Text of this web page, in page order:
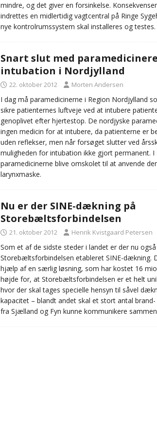
mindre, og det giver en forsinkelse.
indrettes en midlertidig vagtcentral på Ringe
nye kontrolrumssystem skal installeres og testes.
Snart slut med
intubation i Nordjylland
22. oktober 2012 Morten Andersen
I dag må paramedicinerne i Region Nordjylland
sikre patienternes luftveje ved at intubere
genoplivet efter hjertestop. De nordjyske
ingen medicin for at intubere, da patienterne er
uden reflekser, men når forsøget slutter ved
muligheden for intubation ikke gjort permanent. I
paramedicinerne blive omskolet til at anvende
larynxmaske.
Nu er der SINE-dækning på
Storebæltsforbindelsen
21. oktober 2012 Henrik Kvistgaard Petersen
Som et af de sidste steder i landet er der nu
Storebæltsforbindelsen etableret SINE-dækning.
hjælp af en særlig løsning, som har kostet 16
højde for, at Storebæltsforbindelsen er et helt
hvor der skal tages specielle hensyn til såvel
kapacitet – blandt andet skal et stort antal
fra Sjælland og Fyn kunne kommunikere